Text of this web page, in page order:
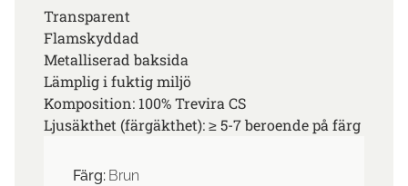
Transparent
Flamskyddad
Metalliserad baksida
Lämplig i fuktig miljö
Komposition: 100% Trevira CS
Ljusäkthet (färgäkthet): ≥ 5-7 beroende på färg
Färg: Brun